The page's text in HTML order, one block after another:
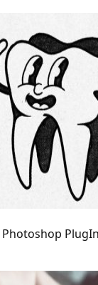
Photoshop